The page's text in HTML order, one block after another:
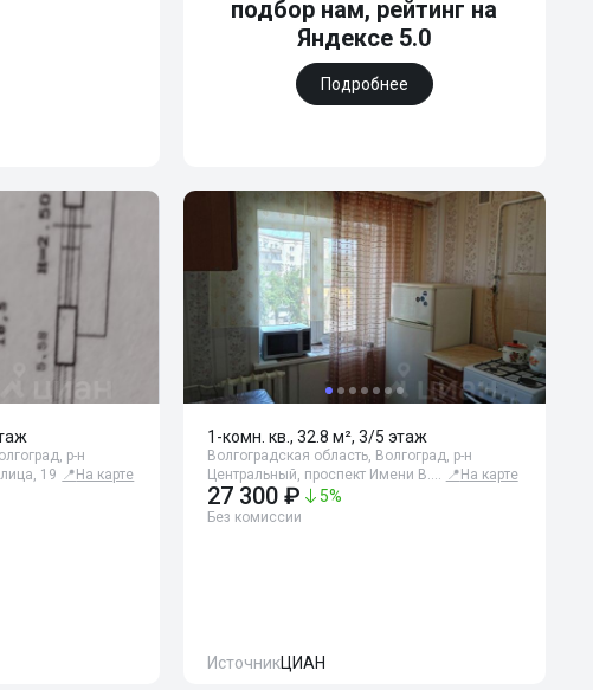
подбор нам, рейтинг на
Яндексе 5.0
Подробнее
р-н
19 📍 На карте
1-комн. кв., 32.8 м², 3/5 этаж
Волгоградская область, Волгоград, р-н
Центральный, проспект Имени В.… 📍 На карте
27 300 ₽ 5%
Без комиссии
ИсточникЦИАН